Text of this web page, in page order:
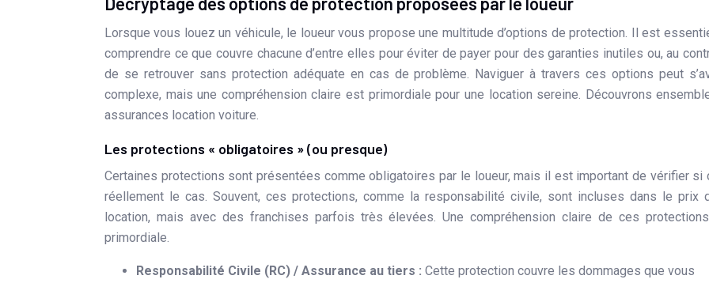
Lorsque vous louez un véhicule, le loueur vous propose une multitude d’options de protection. Il est
comprendre ce que couvre chacune d’entre elles pour éviter de payer pour des garanties inutiles ou, au
de se retrouver sans protection adéquate en cas de problème. Naviguer à travers ces options peut
complexe, mais une compréhension claire est primordiale pour une location sereine. Découvrons
assurances location voiture.
Les protections « obligatoires » (ou presque)
Certaines protections sont présentées comme obligatoires par le loueur, mais il est important de vérifier si
réellement le cas. Souvent, ces protections, comme la responsabilité civile, sont incluses dans le prix
location, mais avec des franchises parfois très élevées. Une compréhension claire de ces
primordiale.
Responsabilité Civile (RC) / Assurance au tiers : Cette protection couvre les dommages que vous